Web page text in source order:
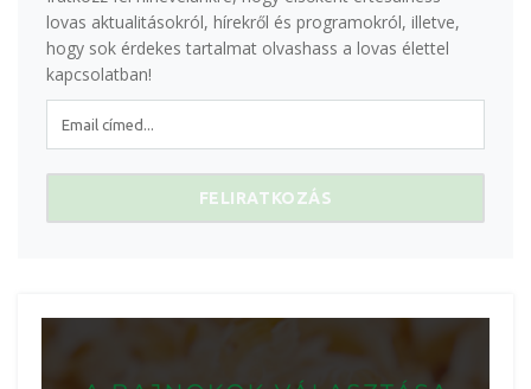
lovas aktualitásokról, hírekről és programokról, illetve,
hogy sok érdekes tartalmat olvashass a lovas élettel
kapcsolatban!